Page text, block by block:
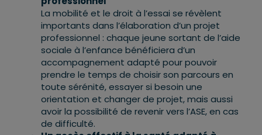
La mobilité et le droit à l’essai se révèlent
importants dans l’élaboration d’un projet
professionnel : chaque jeune sortant de l’aide
sociale à l’enfance bénéficiera d’un
accompagnement adapté pour pouvoir
prendre le temps de choisir son parcours en
toute sérénité, essayer si besoin une
orientation et changer de projet, mais aussi
avoir la possibilité de revenir vers l’ASE, en cas
de difficulté.